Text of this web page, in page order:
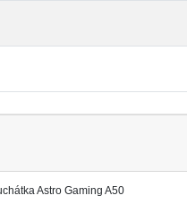
Astro Gaming A50